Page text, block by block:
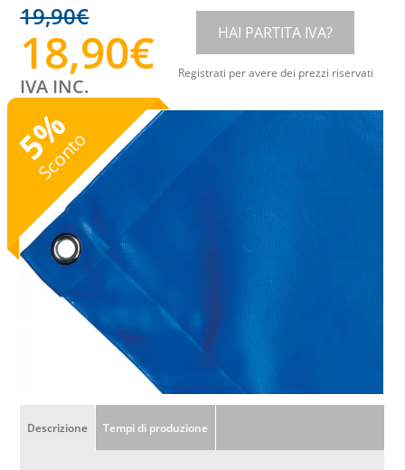
19,90€
18,90€
IVA INC.
HAI PARTITA IVA?
Registrati per avere dei prezzi riservati
5
%
Sconto
Descrizione Tempi di produzione